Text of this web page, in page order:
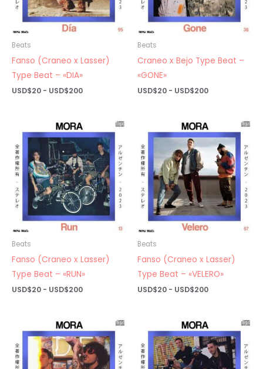
Beats
Fanso (Craneo x Lasser)
Type Beat – «DIA»
USD$20 - USD$200Rango
USD$20
hasta
USD$200
Beats
Craneo x Bejo Type Beat –
«GONE»
USD$20 - USD$200Rango
USD$20
hasta
USD$200
Beats
Fanso (Craneo x Lasser)
Type Beat – «RUN»
USD$20 - USD$200Rango
USD$20
hasta
USD$200
Beats
Fanso (Craneo x Lasser)
Type Beat – «VELERO»
USD$20 - USD$200Rango
USD$20
hasta
USD$200